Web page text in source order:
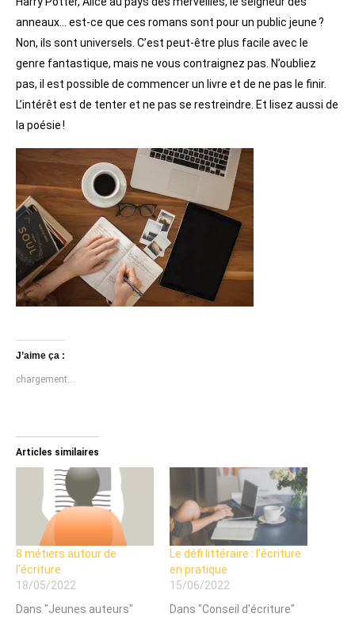
anneaux… est-ce que ces romans sont pour un public jeune ?
Non, ils sont universels. C’est peut-être plus facile avec le
genre fantastique, mais ne vous contraignez pas. N’oubliez
pas, il est possible de commencer un livre et de ne pas le finir.
L’intérêt est de tenter et ne pas se restreindre. Et lisez aussi de
la poésie !
J’aime ça :
chargement…
Articles similaires
8 métiers autour de
l’écriture
18/05/2022
Dans "Jeunes auteurs"
Le défi littéraire : l’écriture
en pratique
15/06/2022
Dans "Conseil d'écriture"